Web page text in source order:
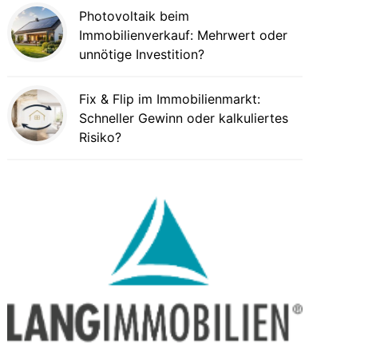
Photovoltaik beim
Immobilienverkauf: Mehrwert oder
unnötige Investition?
Fix & Flip im Immobilienmarkt:
Schneller Gewinn oder kalkuliertes
Risiko?